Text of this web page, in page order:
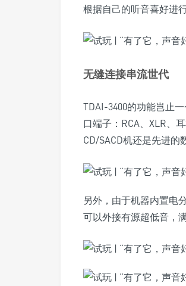
根据自己的听音喜好进
无缝连接串流世代
TDAI-3400的功能岂止
口端子：RCA、XLR、
CD/SACD机还是先进的
另外，由于机器内置电
可以外接有源超低音，